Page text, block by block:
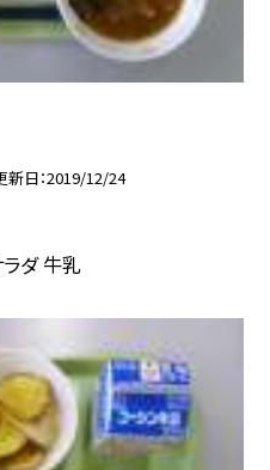
新日 2019/12/24
ダ 牛乳